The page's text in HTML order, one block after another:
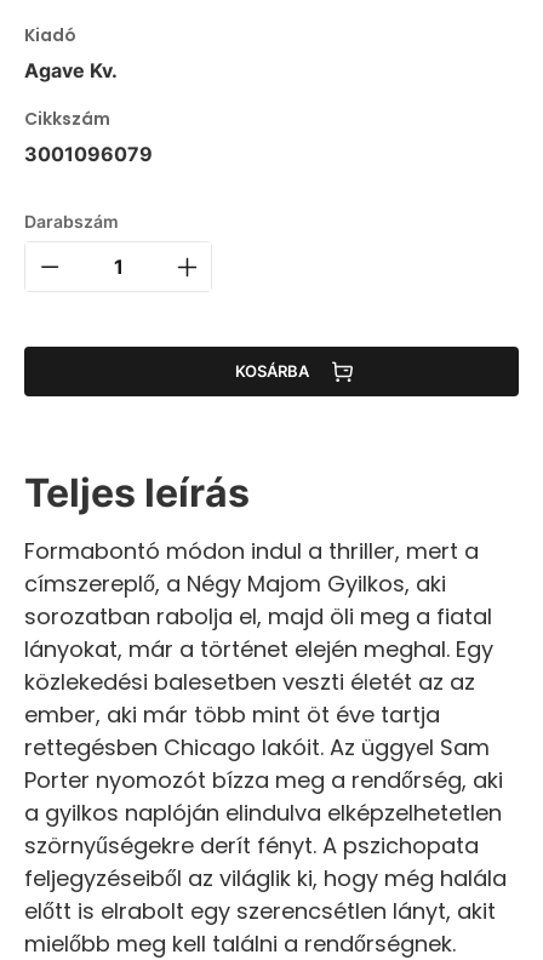
Kiadó
Agave Kv.
Cikkszám
3001096079
Darabszám
KOSÁRBA
Teljes leírás
Formabontó módon indul a thriller, mert a
címszereplő, a Négy Majom Gyilkos, aki
sorozatban rabolja el, majd öli meg a fiatal
lányokat, már a történet elején meghal. Egy
közlekedési balesetben veszti életét az az
ember, aki már több mint öt éve tartja
rettegésben Chicago lakóit. Az üggyel Sam
Porter nyomozót bízza meg a rendőrség, aki
a gyilkos naplóján elindulva elképzelhetetlen
szörnyűségekre derít fényt. A pszichopata
feljegyzéseiből az világlik ki, hogy még halála
előtt is elrabolt egy szerencsétlen lányt, akit
mielőbb meg kell találni a rendőrségnek.